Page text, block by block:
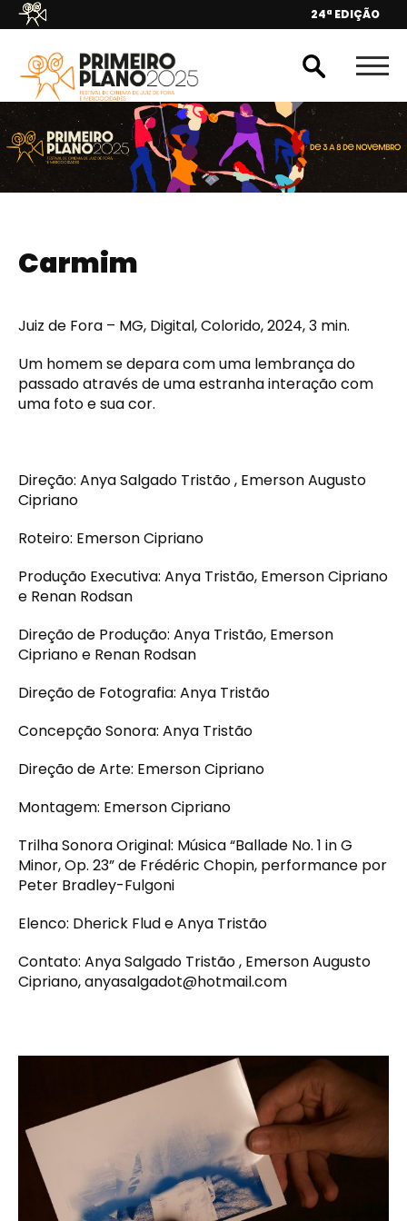
24ª EDIÇÃO
Carmim
Juiz de Fora – MG, Digital, Colorido, 2024, 3 min.
Um homem se depara com uma lembrança do
passado através de uma estranha interação com
uma foto e sua cor.
Direção: Anya Salgado Tristão , Emerson Augusto
Cipriano
Roteiro: Emerson Cipriano
Produção Executiva: Anya Tristão, Emerson Cipriano
e Renan Rodsan
Direção de Produção: Anya Tristão, Emerson
Cipriano e Renan Rodsan
Direção de Fotografia: Anya Tristão
Concepção Sonora: Anya Tristão
Direção de Arte: Emerson Cipriano
Montagem: Emerson Cipriano
Trilha Sonora Original: Música “Ballade No. 1 in G
Minor, Op. 23” de Frédéric Chopin, performance por
Peter Bradley-Fulgoni
Elenco: Dherick Flud e Anya Tristão
Contato: Anya Salgado Tristão , Emerson Augusto
Cipriano,anyasalgadot@hotmail.com